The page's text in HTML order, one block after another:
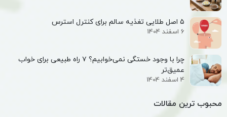
۵ اصل طلایی تغذیه سالم برای کنترل استرس
6 اسفند 1404
چرا با وجود خستگی نمی‌خوابیم؟ ۷ راه طبیعی برای خواب
عمیق‌تر
4 اسفند 1404
محبوب ترین مقالات